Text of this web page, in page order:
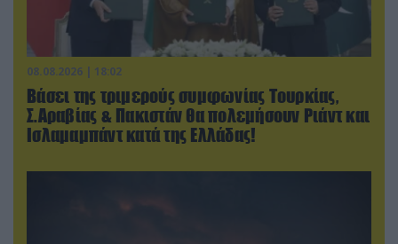
08.08.2026 | 18:02
Βάσει της τριμερούς συμφωνίας Τουρκίας,
Σ.Αραβίας & Πακιστάν θα πολεμήσουν Ριάντ και
Ισλαμαμπάντ κατά της Ελλάδας!